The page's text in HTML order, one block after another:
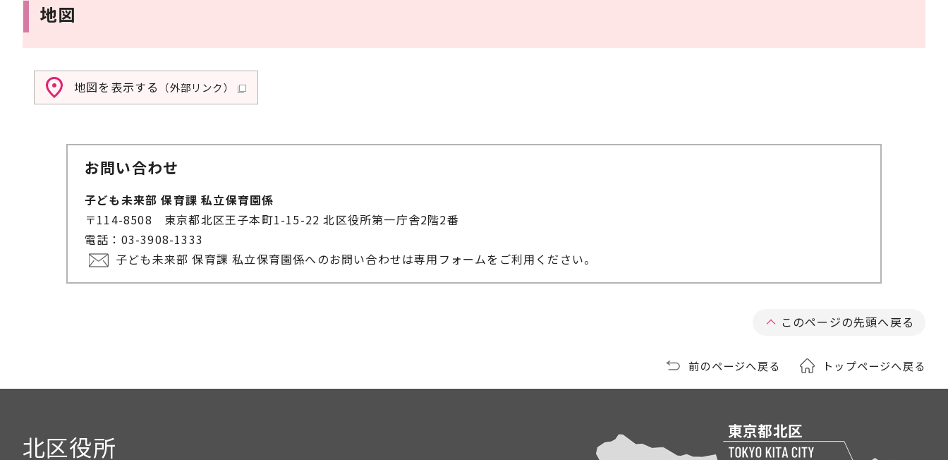
地図
地図を表示する （外部リンク）
お問い合わせ
子ども未来部 保育課 私立保育園係
〒114-8508 東京都北区王子本町1-15-22 北区役所第一庁舎2階2番
電話：03-3908-1333
子ども未来部 保育課 私立保育園係へのお問い合わせは専用フォームをご利用ください。
このページの先頭へ戻る
前のページへ戻る トップページへ戻る
北区役所